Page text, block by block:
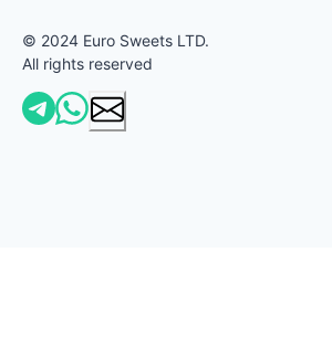
© 2024 Euro Sweets LTD.
All rights reserved